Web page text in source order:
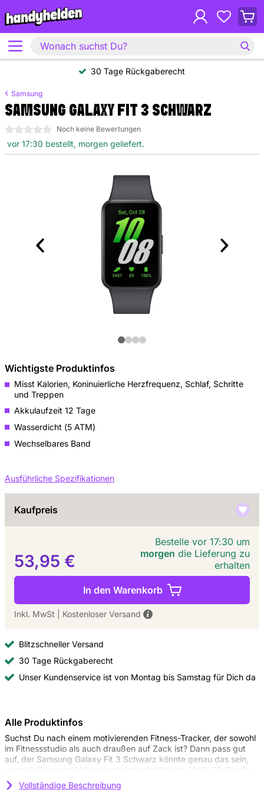
30 Tage Rückgaberecht
Samsung
SAMSUNG GALAXY FIT 3 SCHWARZ
0 Sterne Noch keine Bewertungen
vor 17:30 bestellt, morgen geliefert.
Wichtigste Produktinfos
Misst Kalorien, Koninuierliche Herzfrequenz, Schlaf, Schritte
und Treppen
Akkulaufzeit 12 Tage
Wasserdicht (5 ATM)
Wechselbares Band
Ausführliche Spezifikationen
Kaufpreis
53,95 €
Bestelle vor 17:30 um
morgen die Lieferung zu
erhalten
In den Warenkorb
Inkl. MwSt Kostenloser Versand
Blitzschneller Versand
30 Tage Rückgaberecht
Unser Kundenservice ist von Montag bis Samstag für Dich da
Alle Produktinfos
Suchst Du nach einem motivierenden Fitness-Tracker, der sowohl
im Fitnessstudio als auch draußen auf Zack ist? Dann pass gut
auf, der Samsung Galaxy Fit 3 Schwarz könnte genau das sein,
wonach Du suchst! Mit seinem fortschrittlichen AMOLED-Display
bietet dieser Fitness-Tracker strahlende, lebensechte Farben, die
Deine Fitnessdaten bei jeder Lichtbedingung klar und deutlich
Vollständige Beschreibung